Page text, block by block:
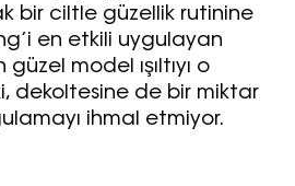
bir ciltle güzellik rutinine
en etkili uygulayan
model ışıltıyı o
dekoltesine de bir miktar
ihmal etmiyor.